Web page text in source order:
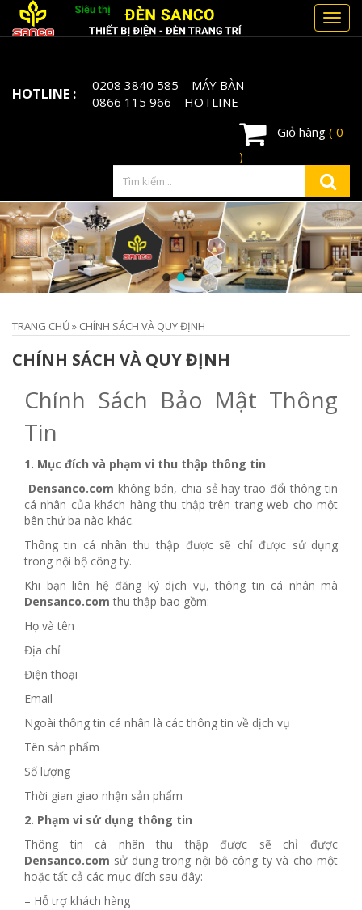
HOTLINE : 0208 3840 585 – MÁY BÀN
0866 115 966 – HOTLINE
Giỏ hàng ( 0
)
TRANG CHỦ» CHÍNH SÁCH VÀ QUY ĐỊNH
CHÍNH SÁCH VÀ QUY ĐỊNH
Chính Sách Bảo Mật Thông
Tin
1. Mục đích và phạm vi thu thập thông tin
Densanco.com không bán, chia sẻ hay trao đổi thông tin
cá nhân của khách hàng thu thập trên trang web cho một
bên thứ ba nào khác.
Thông tin cá nhân thu thập được sẽ chỉ được sử dụng
trong nội bộ công ty.
Khi bạn liên hệ đăng ký dịch vụ, thông tin cá nhân mà
Densanco.comthu thập bao gồm:
Họ và tên
Địa chỉ
Điện thoại
Email
Ngoài thông tin cá nhân là các thông tin về dịch vụ
Tên sản phẩm
Số lượng
Thời gian giao nhận sản phẩm
2. Phạm vi sử dụng thông tin
Thông tin cá nhân thu thập được sẽ chỉ được
Densanco.com sử dụng trong nội bộ công ty và cho một
hoặc tất cả các mục đích sau đây:
– Hỗ trợ khách hàng